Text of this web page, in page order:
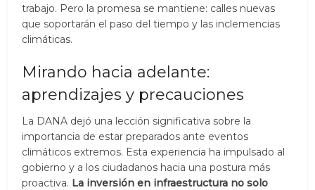
trabajo. Pero la promesa se mantiene: calles nuevas
que soportarán el paso del tiempo y las inclemencias
climáticas.
Mirando hacia adelante:
aprendizajes y precauciones
La DANA dejó una lección significativa sobre la
importancia de estar preparados ante eventos
climáticos extremos. Esta experiencia ha impulsado al
gobierno y a los ciudadanos hacia una postura más
proactiva. La inversión en infraestructura no solo